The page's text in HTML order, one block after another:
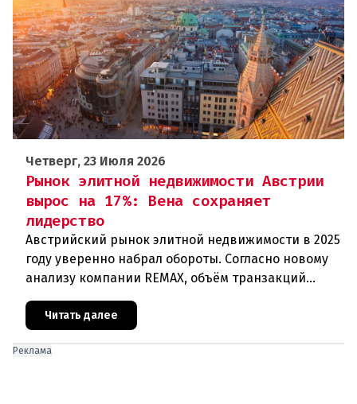
Четверг, 23 Июля 2026
Рынок элитной недвижимости Австрии
вырос на 17%: Вена сохраняет
лидерство
Австрийский рынок элитной недвижимости в 2025
году уверенно набрал обороты. Согласно новому
анализу компании REMAX, объём транзакций
достиг 3,36 миллиарда евро, что на 17,1% больше,
чем годом ранее. О
Читать далее
Реклама